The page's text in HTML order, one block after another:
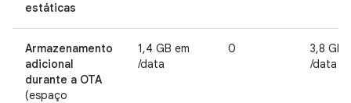
estáticas
Armazenamento
adicional
durante a OTA
(espaço
1,4 GB em
/data
0 3,8 GB
/data